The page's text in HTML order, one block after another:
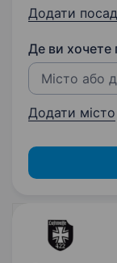
Додати
Де ви хочете
Додати місто